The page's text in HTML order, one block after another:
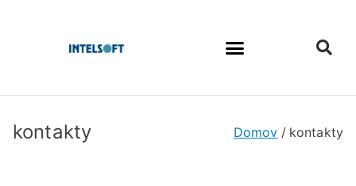
kontakty Domov kontakty